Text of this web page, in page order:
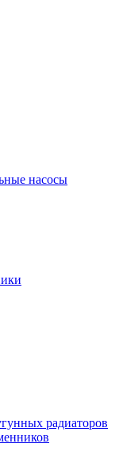
радиаторов